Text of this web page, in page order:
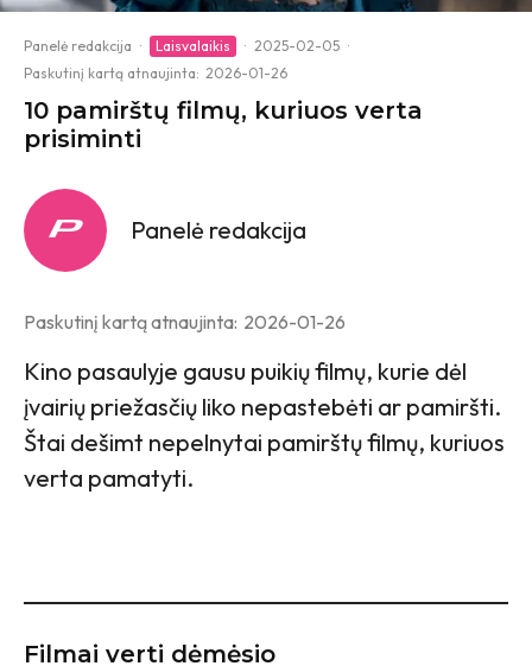
Panelė redakcija · Laisvalaikis · 2025-02-05 ·
Paskutinį kartą atnaujinta: 2026-01-26
10 pamirštų filmų, kuriuos verta
prisiminti
Panelė redakcija
Paskutinį kartą atnaujinta: 2026-01-26
Kino pasaulyje gausu puikių filmų, kurie dėl
įvairių priežasčių liko nepastebėti ar pamiršti.
Štai dešimt nepelnytai pamirštų filmų, kuriuos
verta pamatyti.
Filmai verti dėmėsio